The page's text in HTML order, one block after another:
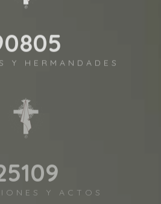
Y HERMANDADES
Y ACTOS